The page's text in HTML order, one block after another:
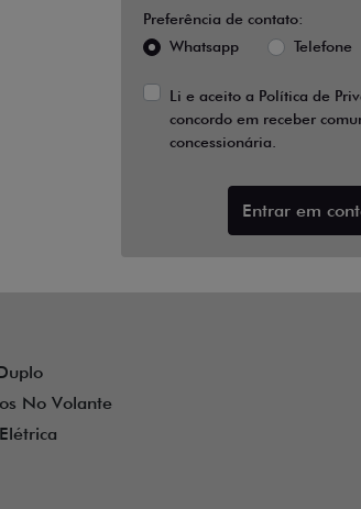
Preferência de contato:
Whatsapp
Telefone
Li e aceito a Política de
concordo em receber
concessionária.
Entrar em
No Volante